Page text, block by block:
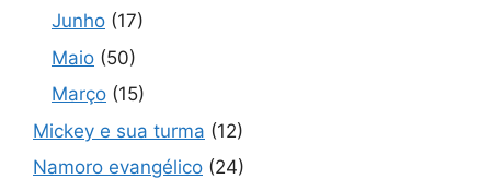
Junho (17)
Maio (50)
Março (15)
Mickey e sua turma (12)
Namoro evangélico (24)